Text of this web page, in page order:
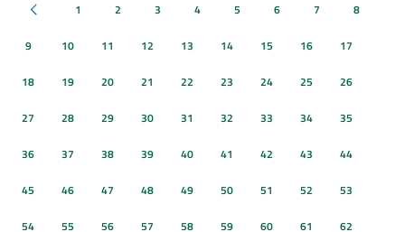
Pagina precedente
1 2 3 4 5 6 7 8
9 10 11 12 13 14 15 16 17
18 19 20 21 22 23 24 25 26
27 28 29 30 31 32 33 34 35
36 37 38 39 40 41 42 43 44
45 46 47 48 49 50 51 52 53
54 55 56 57 58 59 60 61 62